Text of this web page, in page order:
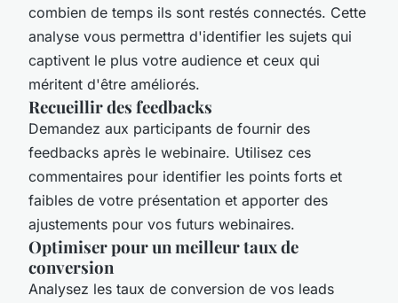
combien de temps ils sont restés connectés. Cette
analyse vous permettra d'identifier les sujets qui
captivent le plus votre audience et ceux qui
méritent d'être améliorés.
Recueillir des feedbacks
Demandez aux participants de fournir des
feedbacks après le webinaire. Utilisez ces
commentaires pour identifier les points forts et
faibles de votre présentation et apporter des
ajustements pour vos futurs webinaires.
Optimiser pour un meilleur taux de
conversion
Analysez les taux de conversion de vos leads